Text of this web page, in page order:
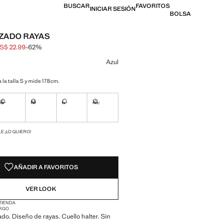
BUSCARINICIAR SESIÓNFAVORITOS
BOLSA
RAYAS
[US$ 59.99 ]
[US$ 22.99 ]
22.99-62%
color
Azul
la talla S y mide 178cm.
S M L XL
¡LO QUIERO!
AÑADIR A FAVORITOS
VER LOOK
Diseño de rayas. Cuello halter. Sin